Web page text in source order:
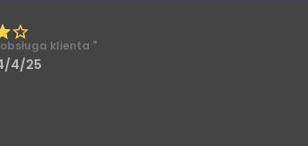
klienta "
4/25